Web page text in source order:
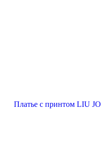
Платье с принтом LIU JO